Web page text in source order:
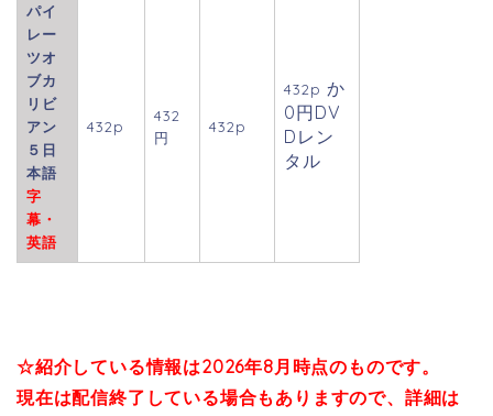
パイ
レー
ツオ
ブカ
リビ
アン
５日
本語
字
幕・
英語
432p
432
円
432p
432p か
0円DV
Dレン
タル
☆紹介している情報は2026年8月 時点のものです。
現在は配信終了している場合も ありますので、詳細は